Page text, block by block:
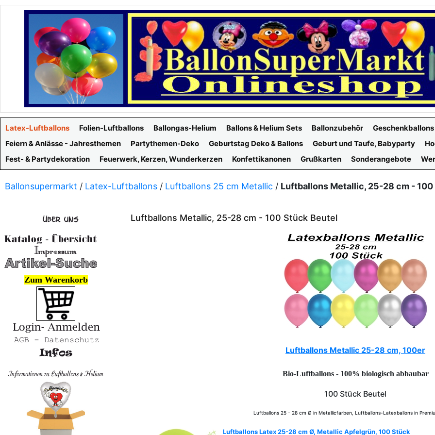
Latex-Luftballons Folien-Luftballons Ballongas-Helium Ballons & Helium Sets Ballonzubehör Geschenkballons
Feiern & Anlässe - Jahresthemen
Partythemen-Deko Geburtstag Deko & Ballons Geburt und Taufe, Babyparty
Fest- & Partydekoration
Feuerwerk, Kerzen, Wunderkerzen Konfettikanonen Grußkarten Sonderangebote
Ballonsupermarkt / Latex-Luftballons / Luftballons 25 cm Metallic / Luftballons Metallic, 25-28 cm -
Luftballons Metallic, 25-28 cm - 100 Stück Beutel
Luftballons Metallic 25-28 cm, 100er
Bio-Luftballons - 100% biologisch abbaubar
100 Stück Beutel
Luftballons 25 - 28 cm Ø in Metallicfarben, Luftballons-Latexballons in
Luftballons Latex 25-28 cm Ø, Metallic Apfelgrün, 100 Stück
Zum Warenkorb